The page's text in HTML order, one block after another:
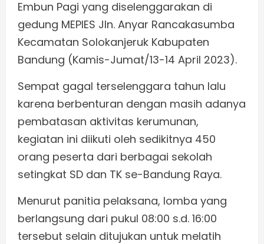
Embun Pagi yang diselenggarakan di
gedung MEPIES Jln. Anyar Rancakasumba
Kecamatan Solokanjeruk Kabupaten
Bandung (Kamis-Jumat/13-14 April 2023).
Sempat gagal terselenggara tahun lalu
karena berbenturan dengan masih adanya
pembatasan aktivitas kerumunan,
kegiatan ini diikuti oleh sedikitnya 450
orang peserta dari berbagai sekolah
setingkat SD dan TK se-Bandung Raya.
Menurut panitia pelaksana, lomba yang
berlangsung dari pukul 08:00 s.d. 16:00
tersebut selain ditujukan untuk melatih